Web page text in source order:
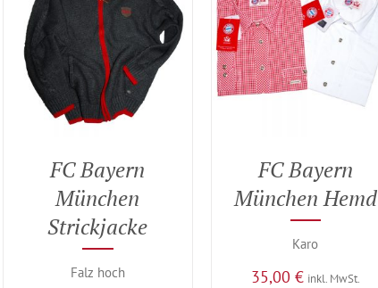
FC Bayern
München
Strickjacke
Falz hoch
FC Bayern
München Hemd
Karo
35,00 € inkl. MwSt.